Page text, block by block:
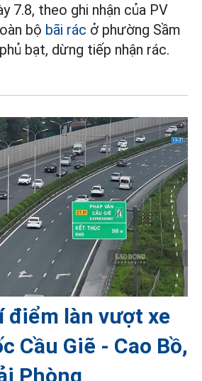
7.8, theo ghi nhận của PV
bộ bãi rác ở phường Sầm
bạt, dừng tiếp nhận rác.
điểm làn vượt xe
Cầu Giẽ - Cao Bồ,
Phòng